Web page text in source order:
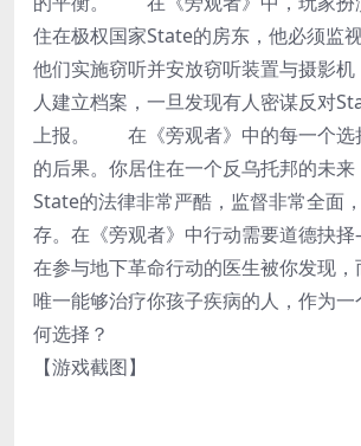
住在极权国家State的房东，他必须监
他们实施窃听并安放窃听装置与摄影
人建立档案，一旦发现有人密谋反对
上报。 在《旁观者》中的每一个选
的后果。你居住在一个反乌托邦的未
State的法律非常严酷，监督非常全面
存。在《旁观者》中行动需要道德抉
在参与地下革命行动的医生被你发现
唯一能够治疗你孩子疾病的人，作为
何选择？
【游戏截图】